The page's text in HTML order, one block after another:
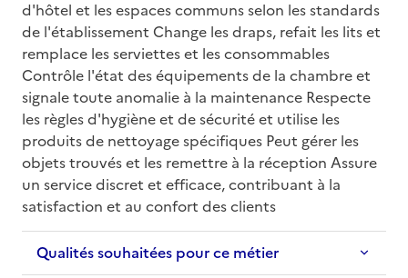
d'hôtel et les espaces communs selon les standards
de l'établissement Change les draps, refait les lits et
remplace les serviettes et les consommables
Contrôle l'état des équipements de la chambre et
signale toute anomalie à la maintenance Respecte
les règles d'hygiène et de sécurité et utilise les
produits de nettoyage spécifiques Peut gérer les
objets trouvés et les remettre à la réception Assure
un service discret et efficace, contribuant à la
satisfaction et au confort des clients
Qualités souhaitées pour ce métier